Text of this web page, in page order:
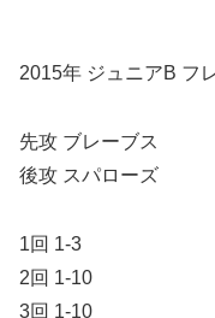
2015年 ジュニアB フ
先攻 ブレーブス
後攻 スパローズ
1回 1-3
2回 1-10
3回 1-10